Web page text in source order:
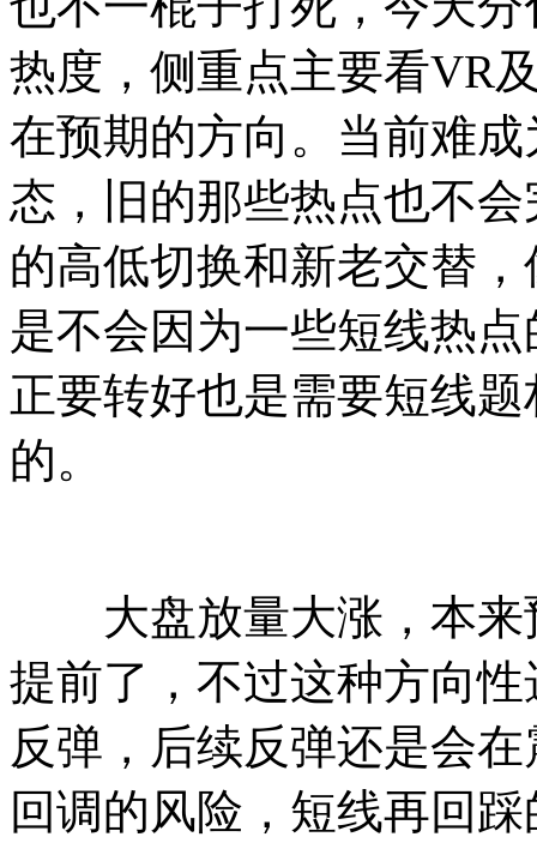
热度，侧重点主要看VR
在预期的方向。当前难
态，旧的那些热点也不
的高低切换和新老交替
是不会因为一些短线热
正要转好也是需要短线
的。
大盘放量大涨，本来
提前了，不过这种方向
反弹，后续反弹还是会
回调的风险，短线再回